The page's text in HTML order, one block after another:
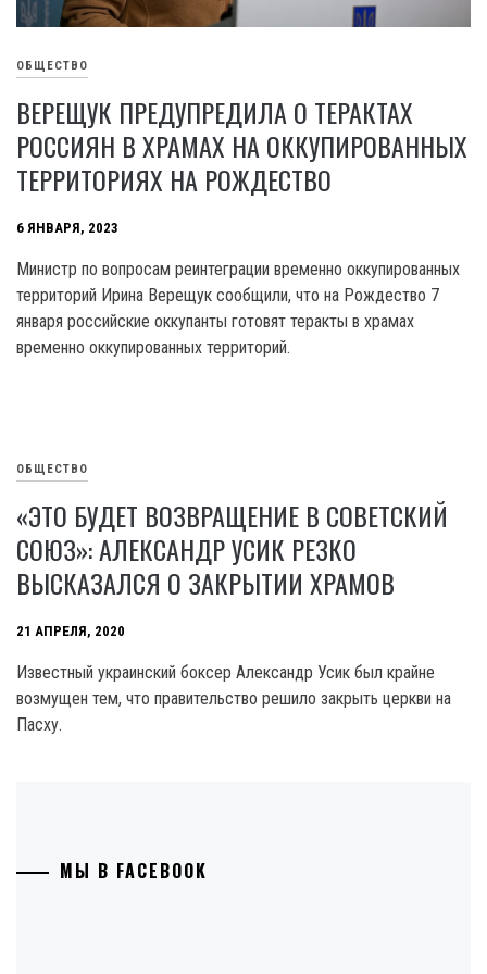
ОБЩЕСТВО
ВЕРЕЩУК ПРЕДУПРЕДИЛА О ТЕРАКТАХ
РОССИЯН В ХРАМАХ НА ОККУПИРОВАННЫХ
ТЕРРИТОРИЯХ НА РОЖДЕСТВО
6 ЯНВАРЯ, 2023
Министр по вопросам реинтеграции временно оккупированных
территорий Ирина Верещук сообщили, что на Рождество 7
января российские оккупанты готовят теракты в храмах
временно оккупированных территорий.
ОБЩЕСТВО
«ЭТО БУДЕТ ВОЗВРАЩЕНИЕ В СОВЕТСКИЙ
СОЮЗ»: АЛЕКСАНДР УСИК РЕЗКО
ВЫСКАЗАЛСЯ О ЗАКРЫТИИ ХРАМОВ
21 АПРЕЛЯ, 2020
Известный украинский боксер Александр Усик был крайне
возмущен тем, что правительство решило закрыть церкви на
Пасху.
МЫ В FACEBOOK